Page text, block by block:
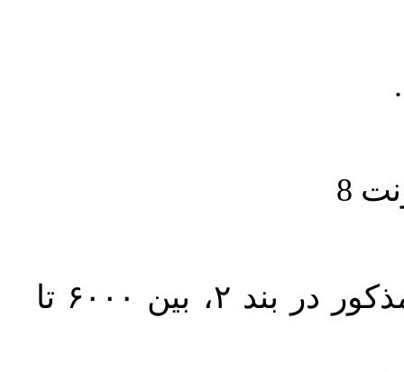
حجم کل مقاله با احتساب تمام بخش‌های مذکور در بند ۲، بین ۶۰۰۰ تا